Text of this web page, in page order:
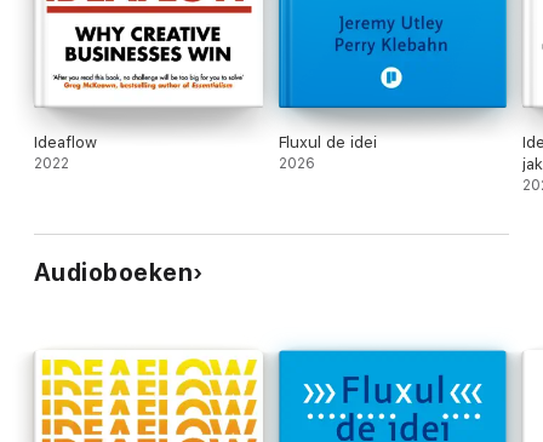
Ideaflow
2022
Fluxul de idei
2026
Audioboeken